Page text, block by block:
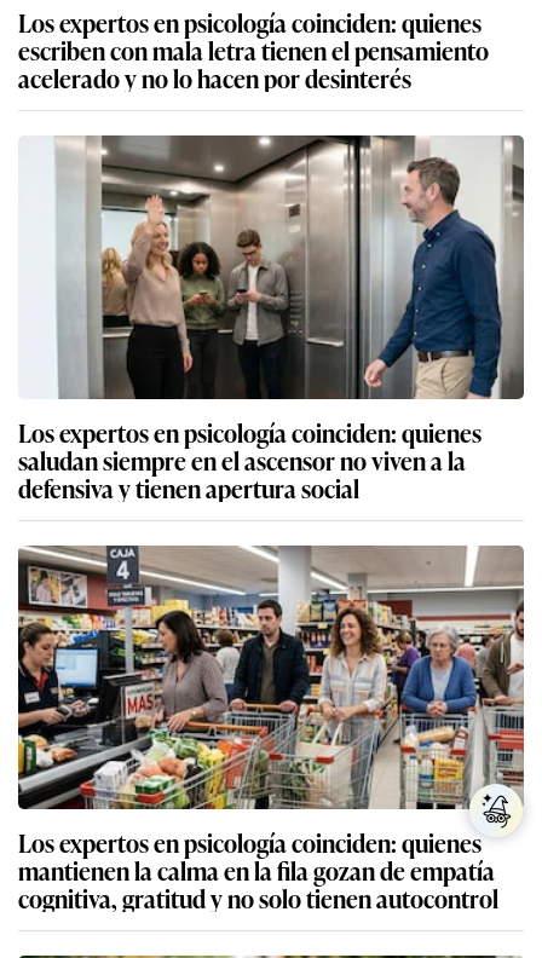
Los expertos en psicología coinciden: quienes
escriben con mala letra tienen el pensamiento
acelerado y no lo hacen por desinterés
Los expertos en psicología coinciden: quienes
saludan siempre en el ascensor no viven a la
defensiva y tienen apertura social
Los expertos en psicología coinciden: quienes
mantienen la calma en la fila gozan de empatía
cognitiva, gratitud y no solo tienen autocontrol